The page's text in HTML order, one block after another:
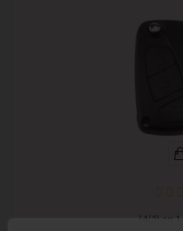
( 4 /5) on 1